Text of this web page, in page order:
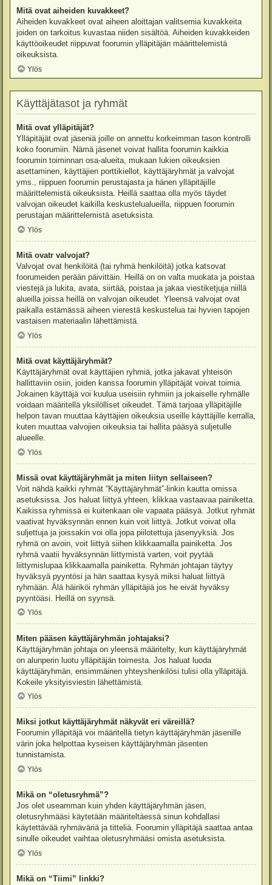
Mitä ovat aiheiden kuvakkeet?
Aiheiden kuvakkeet ovat aiheen aloittajan valitsemia kuvakkeita
joiden on tarkoitus kuvastaa niiden sisältöä. Aiheiden kuvakkeiden
käyttöoikeudet riippuvat foorumin ylläpitäjän määrittelemistä
oikeuksista.
Ylös
Käyttäjätasot ja ryhmät
Mitä ovat ylläpitäjät?
Ylläpitäjät ovat jäseniä joille on annettu korkeimman tason kontrolli
koko foorumiin. Nämä jäsenet voivat hallita foorumin kaikkia
foorumin toiminnan osa-alueita, mukaan lukien oikeuksien
asettaminen, käyttäjien porttikiellot, käyttäjäryhmät ja valvojat
yms., riippuen foorumin perustajasta ja hänen ylläpitäjille
määrittelemistä oikeuksista. Heillä saattaa olla myös täydet
valvojan oikeudet kaikilla keskustelualueilla, riippuen foorumin
perustajan määrittelemistä asetuksista.
Ylös
Mitä ovatr valvojat?
Valvojat ovat henkilöitä (tai ryhmä henkilöitä) jotka katsovat
foorumeiden perään päivittäin. Heillä on on valta muokata ja poistaa
viestejä ja lukita, avata, siirtää, poistaa ja jakaa viestiketjuja niillä
alueilla joissa heillä on valvojan oikeudet. Yleensä valvojat ovat
paikalla estämässä aiheen vierestä keskustelua tai hyvien tapojen
vastaisen materiaalin lähettämistä.
Ylös
Mitä ovat käyttäjäryhmät?
Käyttäjäryhmät ovat käyttäjien ryhmiä, jotka jakavat yhteisön
hallittaviin osiin, joiden kanssa foorumin ylläpitäjät voivat toimia.
Jokainen käyttäjä voi kuulua useisiin ryhmiin ja jokaiselle ryhmälle
voidaan määritellä yksilölliset oikeudet. Tämä tarjoaa ylläpitäjille
helpon tavan muuttaa käyttäjien oikeuksia useille käyttäjille kerralla,
kuten muuttaa valvojien oikeuksia tai hallita pääsyä suljetulle
alueelle.
Ylös
Missä ovat käyttäjäryhmät ja miten liityn sellaiseen?
Voit nähdä kaikki ryhmät “Käyttäjäryhmät”-linkin kautta omissa
asetuksissa. Jos haluat liittyä yhteen, klikkaa vastaavaa painiketta.
Kaikissa ryhmissä ei kuitenkaan ole vapaata pääsyä. Jotkut ryhmät
vaativat hyväksynnän ennen kuin voit liittyä. Jotkut voivat olla
suljettuja ja joissakin voi olla jopa piilotettuja jäsenyyksiä. Jos
ryhmä on avoin, voit liittyä siihen klikkaamalla painiketta. Jos
ryhmä vaatii hyväksynnän liittymistä varten, voit pyytää
liittymislupaa klikkaamalla painiketta. Ryhmän johtajan täytyy
hyväksyä pyyntösi ja hän saattaa kysyä miksi haluat liittyä
ryhmään. Älä häiriköi ryhmän ylläpitäjiä jos he eivät hyväksy
pyyntöäsi. Heillä on syynsä.
Ylös
Miten pääsen käyttäjäryhmän johtajaksi?
Käyttäjäryhmän johtaja on yleensä määritelty, kun käyttäjäryhmät
on alunperin luotu ylläpitäjän toimesta. Jos haluat luoda
käyttäjäryhmän, ensimmäinen yhteyshenkilösi tulisi olla ylläpitäjä.
Kokeile yksityisviestin lähettämistä.
Ylös
Miksi jotkut käyttäjäryhmät näkyvät eri väreillä?
Foorumin ylläpitäjä voi määritellä tietyn käyttäjäryhmän jäsenille
värin joka helpottaa kyseisen käyttäjäryhmän jäsenten
tunnistamista.
Ylös
Mikä on “oletusryhmä”?
Jos olet useamman kuin yhden käyttäjäryhmän jäsen,
oletusryhmääsi käytetään määriteltäessä sinun kohdallasi
käytettävää ryhmäväriä ja titteliä. Foorumin ylläpitäjä saattaa antaa
sinulle oikeudet vaihtaa oletusryhmääsi omista asetuksista.
Ylös
Mikä on “Tiimi” linkki?